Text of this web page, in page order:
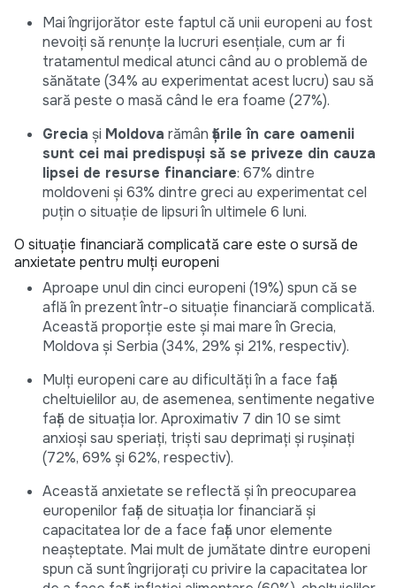
Mai îngrijorător este faptul că unii europeni au fost
nevoiți să renunțe la lucruri esențiale, cum ar fi
tratamentul medical atunci când au o problemă de
sănătate (34% au experimentat acest lucru) sau să
sară peste o masă când le era foame (27%).
Grecia și Moldova rămân țările în care oamenii
sunt cei mai predispuși să se priveze din cauza
lipsei de resurse financiare: 67% dintre
moldoveni și 63% dintre greci au experimentat cel
puțin o situație de lipsuri în ultimele 6 luni.
O situație financiară complicată care este o sursă de
anxietate pentru mulți europeni
Aproape unul din cinci europeni (19%) spun că se
află în prezent într-o situație financiară complicată.
Această proporție este și mai mare în Grecia,
Moldova și Serbia (34%, 29% și 21%, respectiv).
Mulți europeni care au dificultăți în a face față
cheltuielilor au, de asemenea, sentimente negative
față de situația lor. Aproximativ 7 din 10 se simt
anxioși sau speriați, triști sau deprimați și rușinați
(72%, 69% și 62%, respectiv).
Această anxietate se reflectă și în preocuparea
europenilor față de situația lor financiară și
capacitatea lor de a face față unor elemente
neașteptate. Mai mult de jumătate dintre europeni
spun că sunt îngrijorați cu privire la capacitatea lor